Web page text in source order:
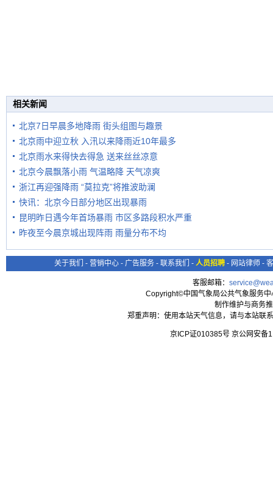
相关新闻
北京7日早晨多地降雨 街头组图与趣景
北京雨中迎立秋 入汛以来降雨近10年最多
北京雨水来得快去得急 送来丝丝凉意
北京今晨飘落小雨 气温略降 天气凉爽
浙江再迎强降雨 “莫拉克”将推波助澜
快讯：北京今日部分地区出现暴雨
昆明昨日遇今年首场暴雨 市区多路段积水严重
昨夜至今晨京城出现阵雨 雨量分布不均
关于我们 - 营销中心 - 广告服务 - 联系我们 - 人员招聘 - 网站律师 -
客服邮箱：
Copyright©中国气象局公共气象服务
制作维护与商务
郑重声明：使用本站天气信息，请与本站联
京ICP证010385号 京公网安备